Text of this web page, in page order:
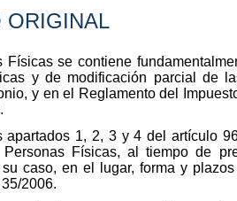
ORIGINAL
se contiene
y de modificación parcial de
y en el Reglamento del
1, 2, 3 y 4 del artículo
Físicas, al tiempo de
caso, en el lugar, forma y
2006.